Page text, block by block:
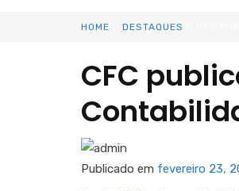
HOME DESTAQUES
CFC
Publicado em fevereiro 23,